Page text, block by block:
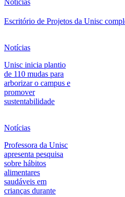
Notícias
Escritório de Projetos da Unisc
Notícias
Unisc inicia plantio
de 110 mudas para
arborizar o campus e
promover
sustentabilidade
Notícias
Professora da Unisc
apresenta pesquisa
sobre hábitos
alimentares
saudáveis em
crianças durante